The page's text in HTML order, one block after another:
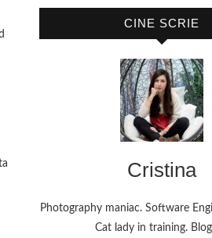
CINE SCRIE
Cristina
Photography maniac. Software
Cat lady in training.